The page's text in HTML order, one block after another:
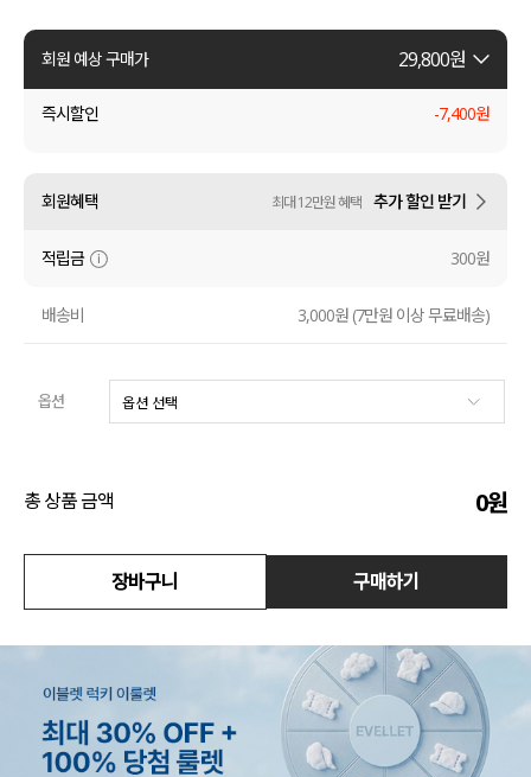
셔츠
원피스
수영복
아우터
코디템
회원 예상 구매가 29,800원
즉시할인 -7,400원
회원혜택 최대 12만원 혜택 추가 할인 받기
적립금 300원
배송비 3,000원 (7만원 이상 무료배송)
옵션
총 상품 금액 0원
장바구니 구매하기